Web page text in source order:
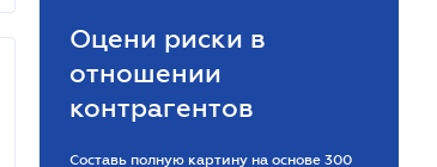
Оцени риски в
отношении
контрагентов
Составь полную картину на основе 300